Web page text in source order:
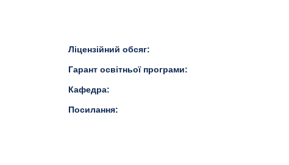
Ліцензійний обсяг:
Гарант освітньої програми:
Кафедра:
Посилання: